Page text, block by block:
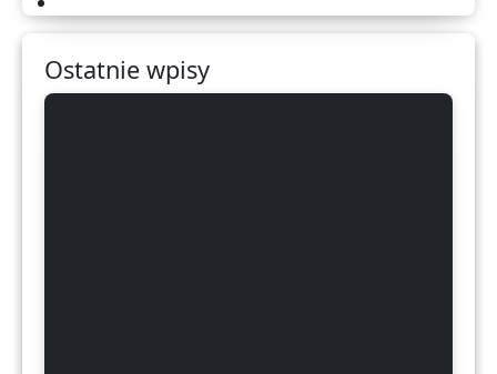
Ostatnie wpisy